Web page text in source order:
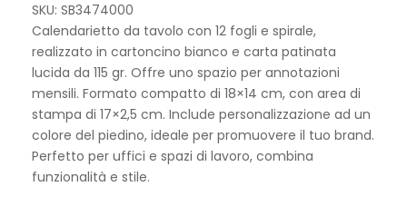
SKU: SB3474000
Calendarietto da tavolo con 12 fogli e spirale,
realizzato in cartoncino bianco e carta patinata
lucida da 115 gr. Offre uno spazio per annotazioni
mensili. Formato compatto di 18×14 cm, con area di
stampa di 17×2,5 cm. Include personalizzazione ad un
colore del piedino, ideale per promuovere il tuo brand.
Perfetto per uffici e spazi di lavoro, combina
funzionalità e stile.